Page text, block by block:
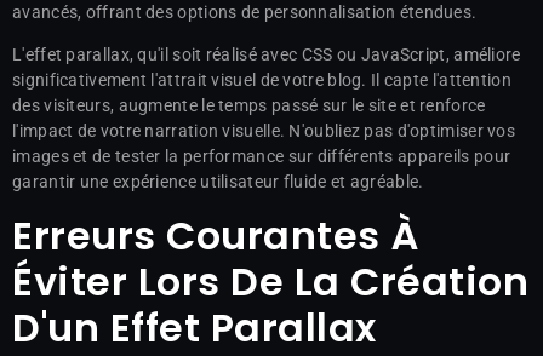
avancés, offrant des options de personnalisation étendues.
L'effet parallax, qu'il soit réalisé avec CSS ou JavaScript, améliore
significativement l'attrait visuel de votre blog. Il capte l'attention
des visiteurs, augmente le temps passé sur le site et renforce
l'impact de votre narration visuelle. N'oubliez pas d'optimiser vos
images et de tester la performance sur différents appareils pour
garantir une expérience utilisateur fluide et agréable.
Erreurs Courantes À
Éviter Lors De La Création
D'un Effet Parallax